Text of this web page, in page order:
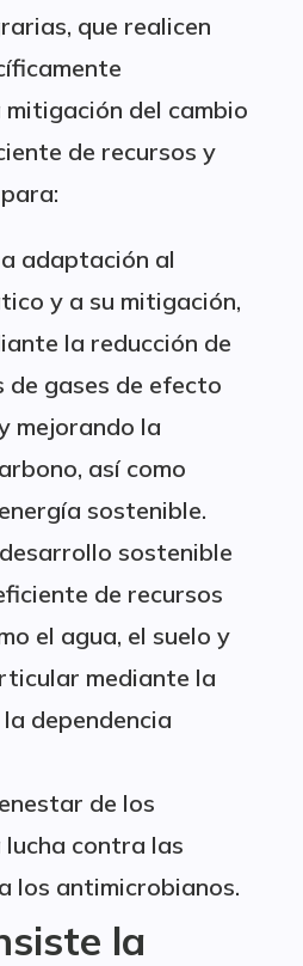
que realicen
del cambio
de recursos y
adaptación al
y a su mitigación,
la reducción de
de gases de efecto
mejorando la
así como
sostenible.
sostenible
de recursos
el agua, el suelo y
mediante la
dependencia
de los
lucha contra las
los antimicrobianos.
la